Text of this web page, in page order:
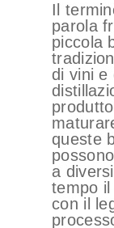
Il
parola
piccola
di vini e
queste
a
tempo
con il